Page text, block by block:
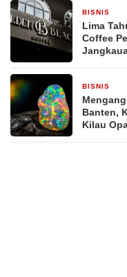
BISNIS
Lima
Coffee
BISNIS
Banten,
Kilau